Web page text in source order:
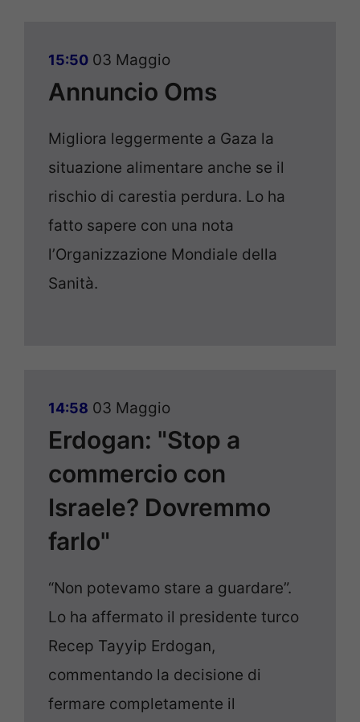
15:50 03 Maggio
Annuncio Oms
Migliora leggermente a Gaza la
situazione alimentare anche se il
rischio di carestia perdura. Lo ha
fatto sapere con una nota
l’Organizzazione Mondiale della
Sanità.
14:58 03 Maggio
Erdogan: "Stop a
commercio con
Israele? Dovremmo
farlo"
“Non potevamo stare a guardare”.
Lo ha affermato il presidente turco
Recep Tayyip Erdogan,
commentando la decisione di
fermare completamente il